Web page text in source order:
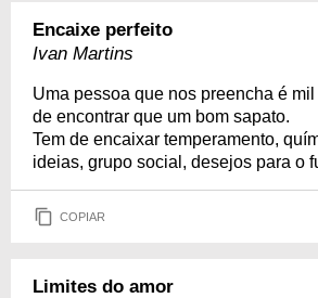
Encaixe perfeito
Ivan Martins
Uma pessoa que nos preencha é mil
de encontrar que um bom sapato.
Tem de encaixar temperamento,
ideias, grupo social, desejos para o
COPIAR
Limites do amor